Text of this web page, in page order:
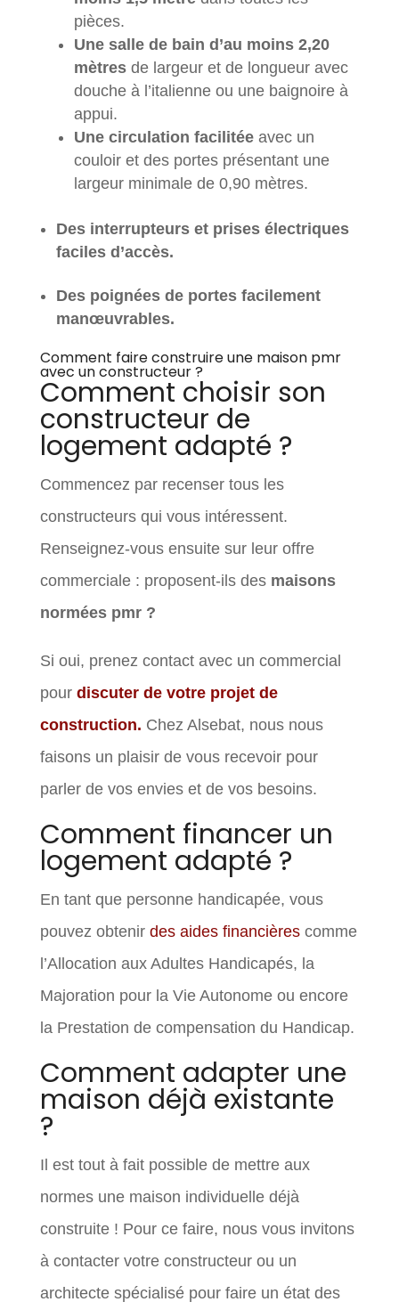
pièces.
Une salle de bain d’au moins 2,20
mètresde largeur et de longueur avec
douche à l’italienne ou une baignoire à
appui.
Une circulation facilitéeavec un
couloir et des portes présentant une
largeur minimale de 0,90 mètres.
Des interrupteurs et prises électriques
faciles d’accès.
Des poignées de portes facilement
manœuvrables.
Comment faire construire une maison pmr
avec un constructeur ?
Comment choisir son
constructeur de
logement adapté ?
Commencez par recenser tous les
constructeurs qui vous intéressent.
Renseignez-vous ensuite sur leur offre
commerciale : proposent-ils des maisons
normées pmr ?
Si oui, prenez contact avec un commercial
pourdiscuter de votre projet de
construction. Chez Alsebat, nous nous
faisons un plaisir de vous recevoir pour
parler de vos envies et de vos besoins.
Comment financer un
logement adapté ?
En tant que personne handicapée, vous
pouvez obtenir des aides financièrescomme
l’Allocation aux Adultes Handicapés, la
Majoration pour la Vie Autonome ou encore
la Prestation de compensation du Handicap.
Comment adapter une
maison déjà existante
?
Il est tout à fait possible de mettre aux
normes une maison individuelle déjà
construite ! Pour ce faire, nous vous invitons
à contacter votre constructeur ou un
architecte spécialisé pour faire un état des